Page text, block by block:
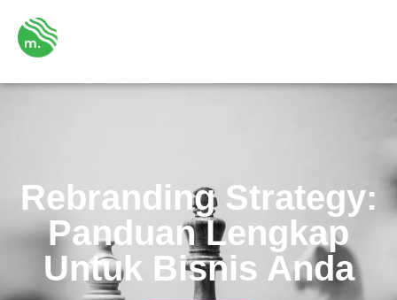
Rebranding Strategy:
Panduan Lengkap
Untuk Bisnis Anda